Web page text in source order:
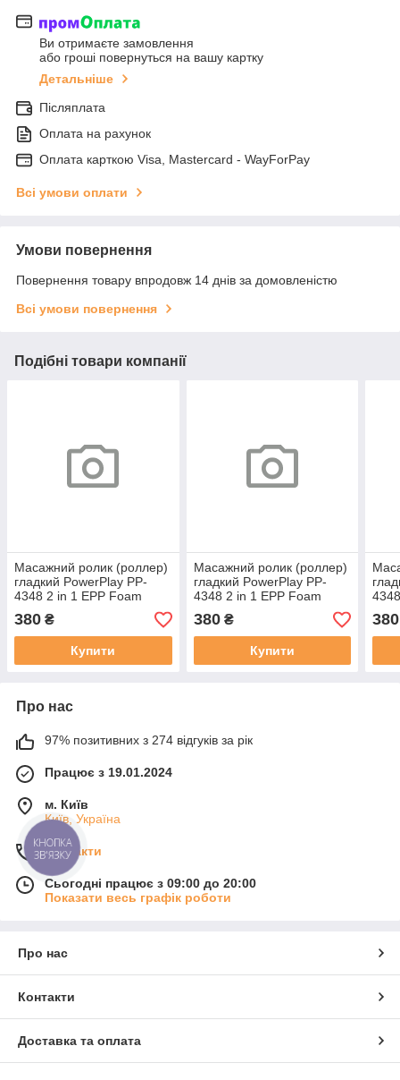
Ви отримаєте замовлення
або гроші повернуться на вашу картку
Детальніше
Післяплата
Оплата на рахунок
Оплата карткою Visa, Mastercard - WayForPay
Всі умови оплати
Умови повернення
Повернення товару впродовж 14 днів за домовленістю
Всі умови повернення
Подібні товари компанії
Масажний ролик (роллер)
гладкий PowerPlay PP-
4348 2 in 1 EPP Foam
Roller Чорно/Фіолетовий
(33x14см.)
380 ₴
Купити
Масажний ролик (роллер)
гладкий PowerPlay PP-
4348 2 in 1 EPP Foam
Roller Чорно/Блакитний
(33x14см.)
380₴
Купити
380
Про нас
97% позитивних з 274 відгуків за рік
Працює з 19.01.2024
м. Київ
Київ, Україна
Контакти
Сьогодні працює з 09:00 до 20:00
Показати весь графік роботи
Про нас
Контакти
Доставка та оплата
КНОПКА
ЗВ'ЯЗКУ